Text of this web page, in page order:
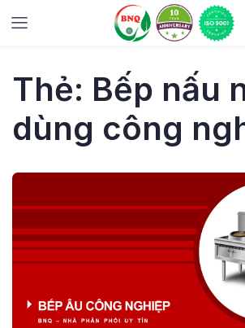
Thẻ: Bếp nấu
dùng công